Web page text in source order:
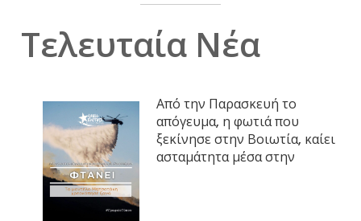
Τελευταία Νέα
Από την Παρασκευή το
απόγευμα, η φωτιά που
ξεκίνησε στην Βοιωτία, καίει
ασταμάτητα μέσα στην